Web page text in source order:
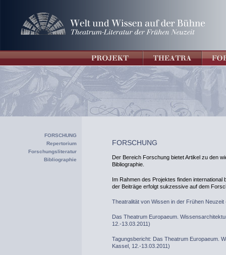
FORSCHUNG
Repertorium
Forschungsliteratur
Bibliographie
FORSCHUNG
Der Bereich Forschung bietet Artikel zu den
Bibliographie.
Im Rahmen des Projektes finden
der Beiträge erfolgt sukzessive auf dem
Theatralität von Wissen in der Frühen
Das Theatrum Europaeum.
12.-13.03.2011)
Tagungsbericht: Das Theatrum Europaeum.
Kassel, 12.-13.03.2011)